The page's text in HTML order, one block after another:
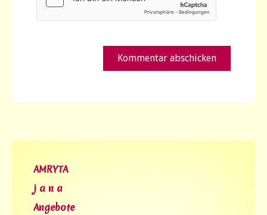
AMRYTA
j a n a
Angebote